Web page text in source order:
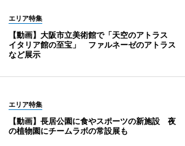
エリア特集
【動画】大阪市立美術館で「天空のアトラス
イタリア館の至宝」 ファルネーゼのアトラス
など展示
エリア特集
【動画】長居公園に食やスポーツの新施設 夜
の植物園にチームラボの常設展も